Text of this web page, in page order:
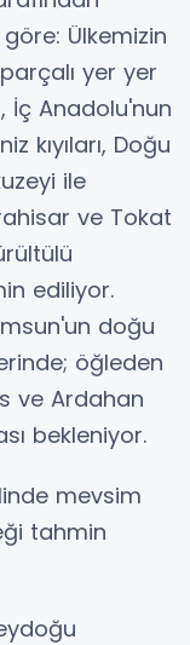
Ülkemizin
yer yer
İç Anadolu'nun
kıyıları, Doğu
ile
ve Tokat
ediliyor.
doğu
öğleden
ve Ardahan
bekleniyor.
mevsim
tahmin